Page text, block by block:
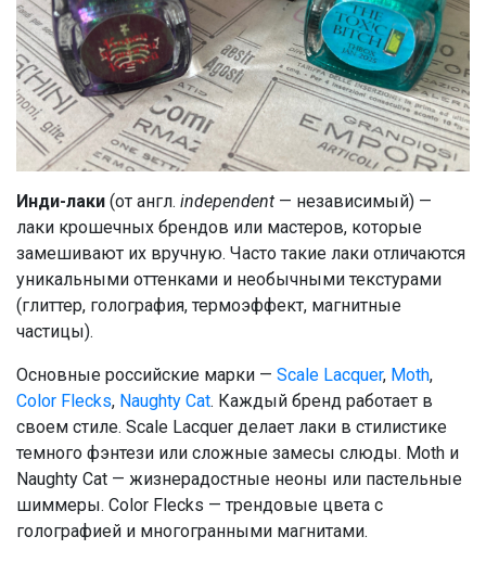
Инди-лаки (от англ. independent — независимый) —
лаки крошечных брендов или мастеров, которые
замешивают их вручную. Часто такие лаки отличаются
уникальными оттенками и необычными текстурами
(глиттер, голография, термоэффект, магнитные
частицы).
Основные российские марки — Scale Lacquer, Moth,
Color Flecks, Naughty Cat. Каждый бренд работает в
своем стиле. Scale Lacquer делает лаки в стилистике
темного фэнтези или сложные замесы слюды. Moth и
Naughty Cat — жизнерадостные неоны или пастельные
шиммеры. Color Flecks — трендовые цвета с
голографией и многогранными магнитами.